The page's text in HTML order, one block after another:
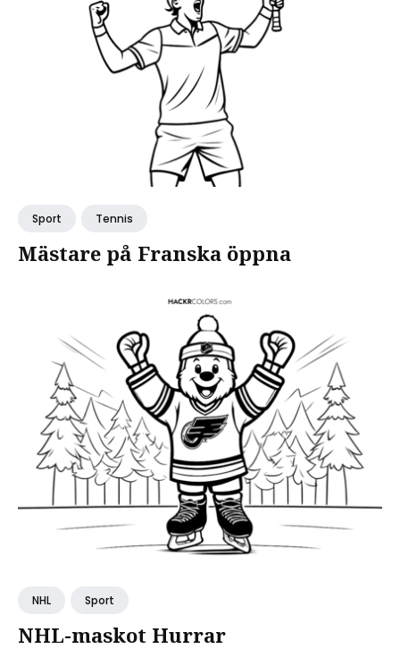
Sport Tennis
Mästare på Franska öppna
NHL Sport
NHL-maskot Hurrar